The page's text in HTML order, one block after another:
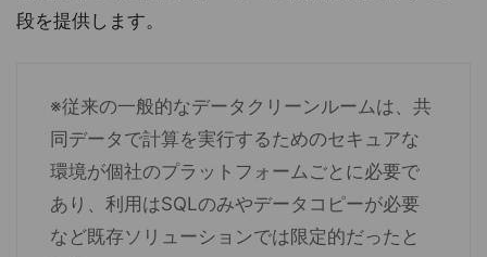
段を提供します。
※従来の一般的なデータクリーンルームは、共
同データで計算を実行するためのセキュアな
環境が個社のプラットフォームごとに必要で
あり、利用はSQLのみやデータコピーが必要
など既存ソリューションでは限定的だったと